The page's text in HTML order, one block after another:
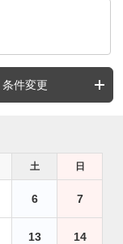
条件変更
土 日
6 7
13 14